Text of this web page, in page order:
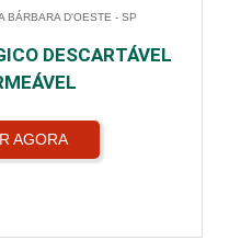
BÁRBARA D'OESTE - SP
DESCARTÁVEL
AGORA